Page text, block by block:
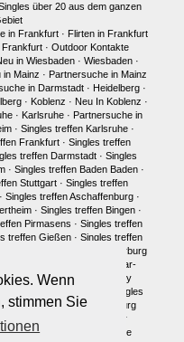
Wenn
stimmen Sie
über 20 aus dem ganzen
in Frankfurt · Flirten in Frankfurt
Frankfurt · Outdoor Kontakte
in Wiesbaden· Wiesbaden·
in Mainz · Partnersuche in Mainz
in Darmstadt· Heidelberg·
· Koblenz · Neu In Koblenz ·
· Karlsruhe· Partnersuche in
· Singles treffen Karlsruhe·
Frankfurt · Singles treffen
treffen Darmstadt· Singles
· Singles treffen Baden Baden·
Stuttgart· Singles treffen
Singles treffen Aschaffenburg·
· Singles treffen Bingen ·
Pirmasens · Singles treffen
treffen Gießen· Singles treffen
Singles treffen Marburg
Singles treffen Idar-
München·
Single Party
Singles
Berlin ·Singles Regensburg
Frankfurt
Single Männer
Single Männer Mainz
Single